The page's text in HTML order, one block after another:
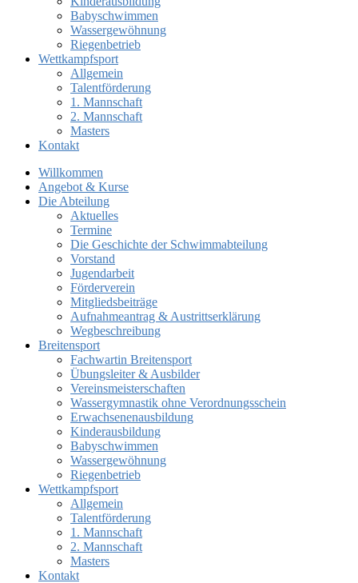
Babyschwimmen
Wassergewöhnung
Riegenbetrieb
Wettkampfsport
Allgemein
Talentförderung
1. Mannschaft
2. Mannschaft
Masters
Kontakt
Willkommen
Angebot & Kurse
Die Abteilung
Aktuelles
Termine
Die Geschichte der Schwimmabteilung
Vorstand
Jugendarbeit
Förderverein
Mitgliedsbeiträge
Aufnahmeantrag & Austrittserklärung
Wegbeschreibung
Breitensport
Fachwartin Breitensport
Übungsleiter & Ausbilder
Vereinsmeisterschaften
Wassergymnastik ohne Verordnungsschein
Erwachsenenausbildung
Kinderausbildung
Babyschwimmen
Wassergewöhnung
Riegenbetrieb
Wettkampfsport
Allgemein
Talentförderung
1. Mannschaft
2. Mannschaft
Masters
Kontakt